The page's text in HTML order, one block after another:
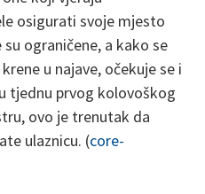
osigurati svoje mjesto
ograničene, a kako se
u najave, očekuje se i
tjednu prvog kolovoškog
ovo je trenutak da
ulaznicu. (core-